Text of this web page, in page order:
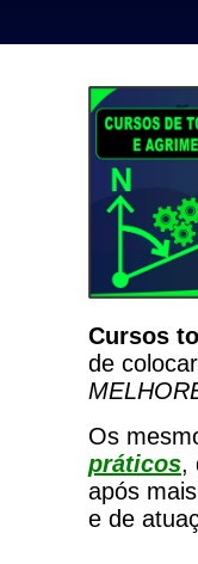
Cursos
de
Os
práticos,
após
e de